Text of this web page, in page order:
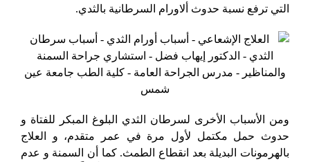
التي ترفع نسبة حدوث ألاورام السرطانية بالثدي.
ومن الأسباب الأخرى لسرطان الثدي البلوغ المبكر للفتاة و
حدوث حمل مكتمل لأول مرة في عمر متقدم، و العلاج
بالهرمونات البديلة بعد انقطاع الطمث. كما أن السمنة و عدم